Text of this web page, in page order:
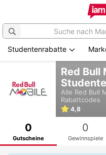
springen
Studentenrabatte
Red Bull
Alle Red Bull
Rabattcodes
4,8
0
Gutscheine
0
Gewinnspiele